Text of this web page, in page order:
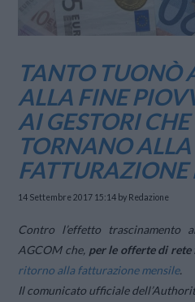
TANTO TUONÒ
ALLA FINE
AI GESTORI
TORNANO ALLA
FATTURAZIONE
14 Settembre 2017 15:14 by Redazione
Contro l’effetto trascinamento
AGCOM che, per le offerte di rete
ritorno alla fatturazione mensile.
Il comunicato ufficiale